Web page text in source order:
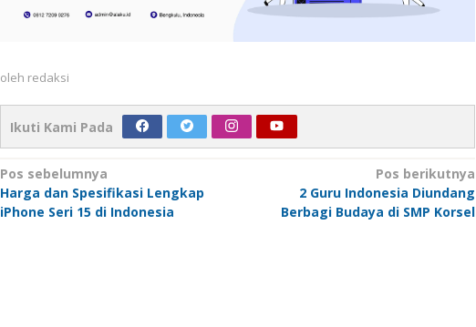
oleh redaksi
Ikuti Kami Pada
Navigasi
pos
Pos sebelumnya
Harga dan Spesifikasi Lengkap
iPhone Seri 15 di Indonesia
Pos berikutnya
2 Guru Indonesia Diundang
Berbagi Budaya di SMP Korsel